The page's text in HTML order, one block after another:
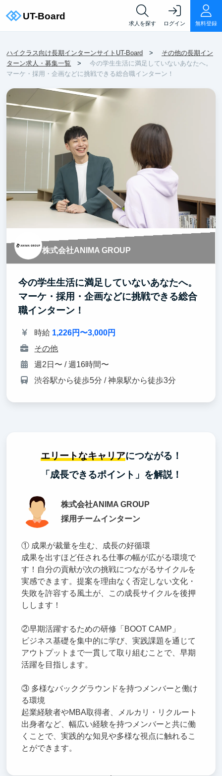
求人を探す ログイン 無料登録
ハイクラス向け長期インターンサイトUT-Board
その他の長期イン
ターン求人・募集一覧
今の学生生活に満足していないあなたへ。
マーケ・採用・企画などに挑戦できる総合職インターン！
株式会社ANIMA GROUP
今の学生生活に満足していないあなたへ。
マーケ・採用・企画などに挑戦できる総合
職インターン！
時給 1,226円〜3,000円
その他
週2日〜 / 週16時間〜
渋谷駅から徒歩5分 / 神泉駅から徒歩3分
エリートなキャリアにつながる！
「成長できるポイント」を解説！
株式会社ANIMA GROUP
採用チームインターン
① 成果が裁量を生む、成長の好循環
成果を出すほど任される仕事の幅が広がる環境で
す！自分の貢献が次の挑戦につながるサイクルを
実感できます。提案を理由なく否定しない文化・
失敗を許容する風土が、この成長サイクルを後押
しします！
②早期活躍するための研修「BOOT CAMP」
ビジネス基礎を集中的に学び、実践課題を通じて
アウトプットまで一貫して取り組むことで、早期
活躍を目指します。
③ 多様なバックグラウンドを持つメンバーと働け
る環境
起業経験者やMBA取得者、メルカリ・リクルート
出身者など、幅広い経験を持つメンバーと共に働
くことで、実践的な知見や多様な視点に触れるこ
とができます。